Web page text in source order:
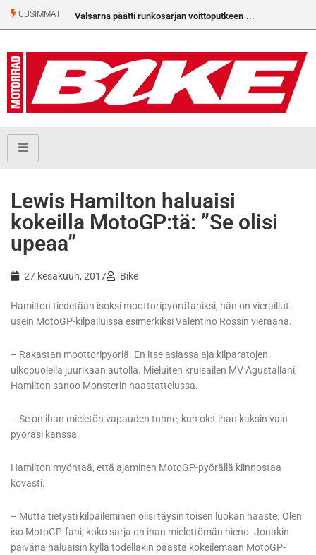
UUSIMMAT Valsarna päätti runkosarjan voittoputkeen
Lewis Hamilton haluaisi
kokeilla MotoGP:tä: ”Se olisi
upeaa”
27 kesäkuun, 2017 Bike
Hamilton tiedetään isoksi moottoripyöräfaniksi, hän on vieraillut
usein MotoGP-kilpailuissa esimerkiksi Valentino Rossin vieraana.
– Rakastan moottoripyöriä. En itse asiassa aja kilparatojen
ulkopuolella juurikaan autolla. Mieluiten kruisailen MV Agustallani,
Hamilton sanoo Monsterin haastattelussa.
– Se on ihan mieletön vapauden tunne, kun olet ihan kaksin vain
pyöräsi kanssa.
Hamilton myöntää, että ajaminen MotoGP-pyörällä kiinnostaa
kovasti.
– Mutta tietysti kilpaileminen olisi täysin toisen luokan haaste. Olen
iso MotoGP-fani, koko sarja on ihan mielettömän hieno. Jonakin
päivänä haluaisin kyllä todellakin päästä kokeilemaan MotoGP-